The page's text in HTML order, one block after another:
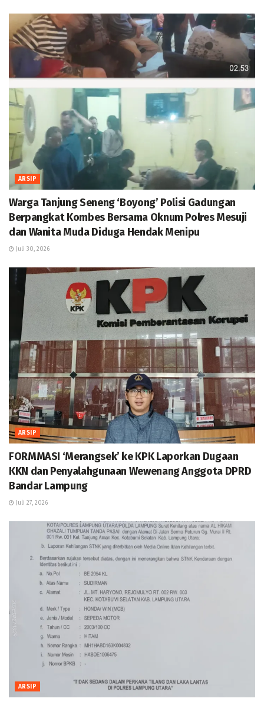
ARSIP
Warga Tanjung Seneng ‘Boyong’ Polisi Gadungan
Berpangkat Kombes Bersama Oknum Polres Mesuji
dan Wanita Muda Diduga Hendak Menipu
Juli 30, 2026
ARSIP
FORMMASI ‘Merangsek’ ke KPK Laporkan Dugaan
KKN dan Penyalahgunaan Wewenang Anggota DPRD
Bandar Lampung
Juli 27, 2026
ARSIP